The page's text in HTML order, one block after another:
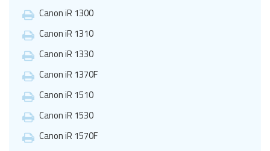
Canon iR 1300
Canon iR 1310
Canon iR 1330
Canon iR 1370F
Canon iR 1510
Canon iR 1530
Canon iR 1570F